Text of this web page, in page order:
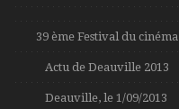
39 ème Festival du
Actu de Deauville 2013
Deauville, le 1/09/2013